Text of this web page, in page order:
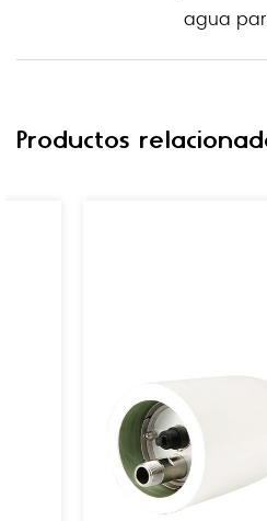
agua
Productos